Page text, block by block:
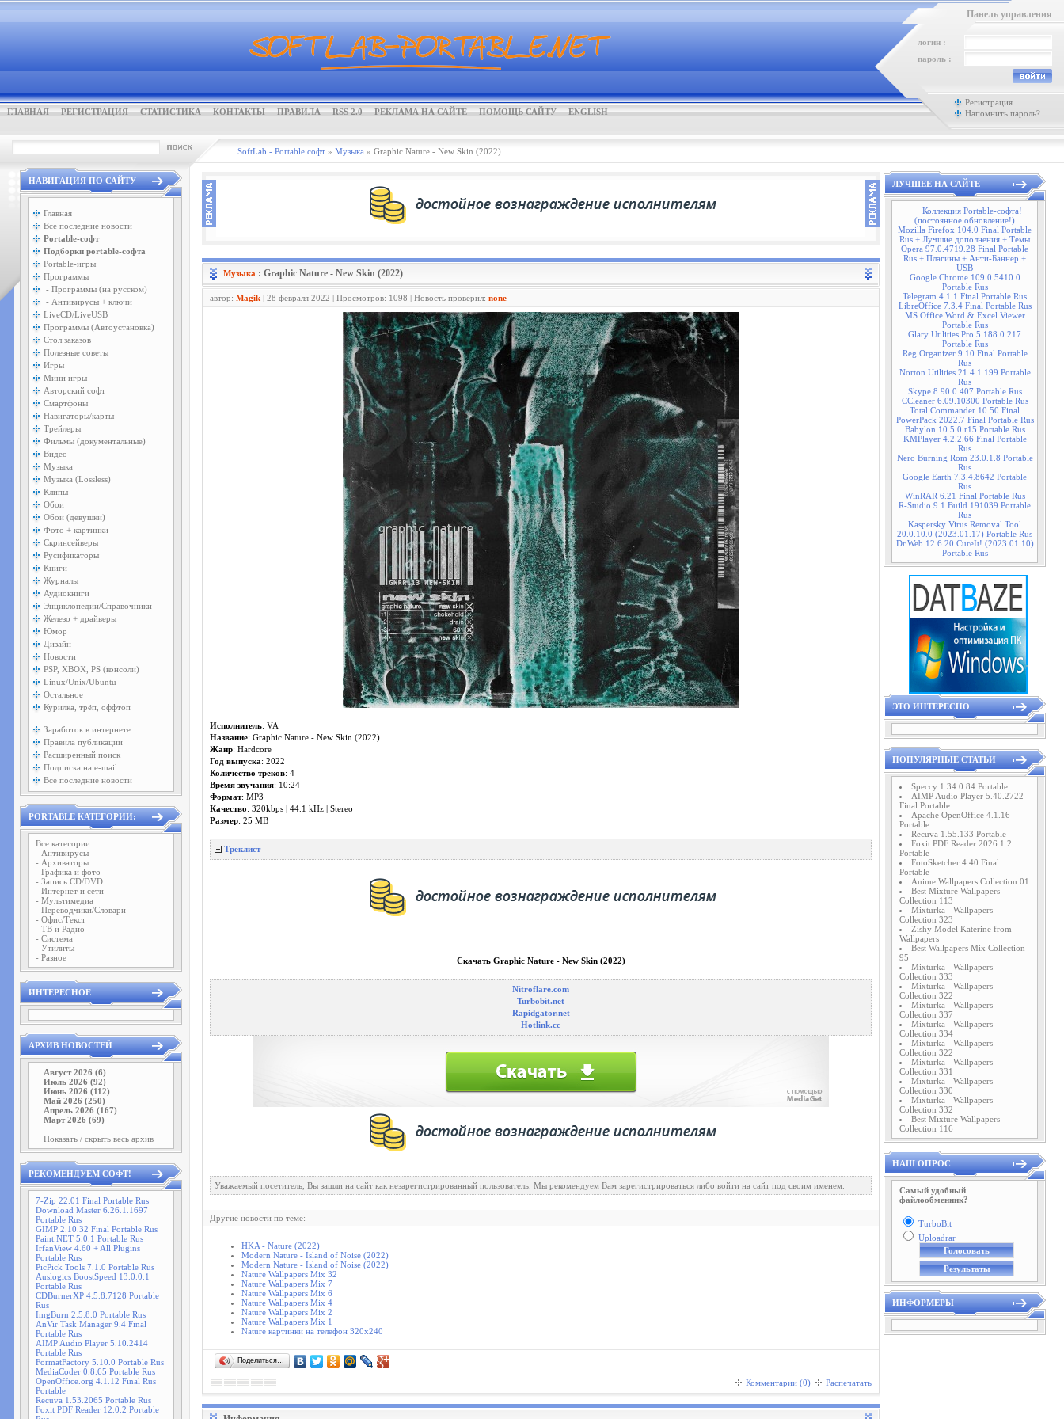
ГЛАВНАЯ РЕГИСТРАЦИЯ СТАТИСТИКА КОНТАКТЫ ПРАВИЛА RSS 2.0 РЕКЛАМА НА САЙТЕ ПОМОЩЬ САЙТУ ENGLISH
Панель управления
логин :
пароль :
Регистрация
Напомнить пароль?
SoftLab - Portable софт » Музыка » Graphic Nature - New Skin (2022)
НАВИГАЦИЯ ПО САЙТУ
Главная
Все последние новости
Portable-софт
Подборки portable-софта
Portable-игры
Программы
- Программы (на русском)
- Антивирусы + ключи
LiveCD/LiveUSB
Программы (Автоустановка)
Стол заказов
Полезные советы
Игры
Мини игры
Авторский софт
Смартфоны
Навигаторы/карты
Трейлеры
Фильмы (документальные)
Видео
Музыка
Музыка (Lossless)
Клипы
Обои
Обои (девушки)
Фото + картинки
Скринсейверы
Русификаторы
Книги
Журналы
Аудиокниги
Энциклопедии/Справочники
Железо + драйверы
Юмор
Дизайн
Новости
PSP, XBOX, PS (консоли)
Linux/Unix/Ubuntu
Остальное
Курилка, трёп, оффтоп
Заработок в интернете
Правила публикации
Расширенный поиск
Подписка на e-mail
Все последние новости
PORTABLE КАТЕГОРИИ:
Все категории:
- Антивирусы
- Архиваторы
- Графика и фото
- Запись CD/DVD
- Интернет и сети
- Мультимедиа
- Переводчики/Словари
- Офис/Текст
- ТВ и Радио
- Система
- Утилиты
- Разное
ИНТЕРЕСНОЕ
АРХИВ НОВОСТЕЙ
Август 2026 (6)
Июль 2026 (92)
Июнь 2026 (112)
Май 2026 (250)
Апрель 2026 (167)
Март 2026 (69)
Показать / скрыть весь архив
РЕКОМЕНДУЕМ СОФТ!
7-Zip 22.01 Final Portable Rus
Download Master 6.26.1.1697
Portable Rus
GIMP 2.10.32 Final Portable Rus
Paint.NET 5.0.1 Portable Rus
IrfanView 4.60 + All Plugins
Portable Rus
PicPick Tools 7.1.0 Portable Rus
Auslogics BoostSpeed 13.0.0.1
Portable Rus
CDBurnerXP 4.5.8.7128 Portable
Rus
ImgBurn 2.5.8.0 Portable Rus
AnVir Task Manager 9.4 Final
Portable Rus
AIMP Audio Player 5.10.2414
Portable Rus
FormatFactory 5.10.0 Portable Rus
MediaCoder 0.8.65 Portable Rus
OpenOffice.org 4.1.12 Final Rus
Portable
Recuva 1.53.2065 Portable Rus
Foxit PDF Reader 12.0.2 Portable
Музыка : Graphic Nature - New Skin (2022)
автор: Magik | 28 февраля 2022 | Просмотров: 1098 | Новость проверил: none
Исполнитель: VA
Название: Graphic Nature - New Skin (2022)
Жанр: Hardcore
Год выпуска: 2022
Количество треков: 4
Время звучания: 10:24
Формат: MP3
Качество: 320kbps | 44.1 kHz | Stereo
Размер: 25 MB
Треклист
Скачать Graphic Nature - New Skin (2022)
Nitroflare.com
Turbobit.net
Rapidgator.net
Hotlink.cc
Уважаемый посетитель, Вы зашли на сайт как незарегистрированный пользователь. Мы рекомендуем Вам зарегистрироваться либо войти на сайт под своим именем.
Другие новости по теме:
HKA - Nature (2022)
Modern Nature - Island of Noise (2022)
Modern Nature - Island of Noise (2022)
Nature Wallpapers Mix 32
Nature Wallpapers Mix 7
Nature Wallpapers Mix 6
Nature Wallpapers Mix 4
Nature Wallpapers Mix 2
Nature Wallpapers Mix 1
Nature картинки на телефон 320х240
Поделиться…
Комментарии (0) Распечатать
ЛУЧШЕЕ НА САЙТЕ
Коллекция Portable-софта!
(постоянное обновление!)
Mozilla Firefox 104.0 Final Portable
Rus + Лучшие дополнения + Темы
Opera 97.0.4719.28 Final Portable
Rus + Плагины + Анти-Баннер +
USB
Google Chrome 109.0.5410.0
Portable Rus
Telegram 4.1.1 Final Portable Rus
LibreOffice 7.3.4 Final Portable Rus
MS Office Word & Excel Viewer
Portable Rus
Glary Utilities Pro 5.188.0.217
Portable Rus
Reg Organizer 9.10 Final Portable
Rus
Norton Utilities 21.4.1.199 Portable
Rus
Skype 8.90.0.407 Portable Rus
CCleaner 6.09.10300 Portable Rus
Total Commander 10.50 Final
PowerPack 2022.7 Final Portable Rus
Babylon 10.5.0 r15 Portable Rus
KMPlayer 4.2.2.66 Final Portable
Rus
Nero Burning Rom 23.0.1.8 Portable
Rus
Google Earth 7.3.4.8642 Portable
Rus
WinRAR 6.21 Final Portable Rus
R-Studio 9.1 Build 191039 Portable
Rus
Kaspersky Virus Removal Tool
20.0.10.0 (2023.01.17) Portable Rus
Dr.Web 12.6.20 CureIt! (2023.01.10)
Portable Rus
ЭТО ИНТЕРЕСНО
ПОПУЛЯРНЫЕ СТАТЬИ
Speccy 1.34.0.84 Portable
AIMP Audio Player 5.40.2722
Final Portable
Apache OpenOffice 4.1.16
Portable
Recuva 1.55.133 Portable
Foxit PDF Reader 2026.1.2
Portable
FotoSketcher 4.40 Final
Portable
Anime Wallpapers Collection 01
Best Mixture Wallpapers
Collection 113
Mixturka - Wallpapers
Collection 323
Zishy Model Katerine from
Wallpapers
Best Wallpapers Mix Collection
95
Mixturka - Wallpapers
Collection 333
Mixturka - Wallpapers
Collection 322
Mixturka - Wallpapers
Collection 337
Mixturka - Wallpapers
Collection 334
Mixturka - Wallpapers
Collection 322
Mixturka - Wallpapers
Collection 331
Mixturka - Wallpapers
Collection 330
Mixturka - Wallpapers
Collection 332
Best Mixture Wallpapers
Collection 116
НАШ ОПРОС
Самый удобный
файлообменник?
TurboBit
Uploadrar
ИНФОРМЕРЫ